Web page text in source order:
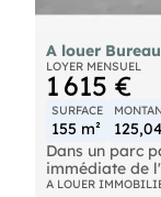
A louer
LOYER MENSUEL
1 615 €
SURFACE
155 m²
Dans un parc
immédiate de
propose 5 421
A LOUER